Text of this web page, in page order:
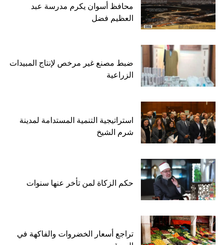
محافظ أسوان يكرم مدرسة عبد
العظيم فضل
ضبط مصنع غير مرخص لإنتاج المبيدات
الزراعية
استراتيجية التنمية المستدامة لمدينة
شرم الشيخ
حكم الزكاة لمن تأخر عنها سنوات
تراجع أسعار الخضروات والفاكهة في